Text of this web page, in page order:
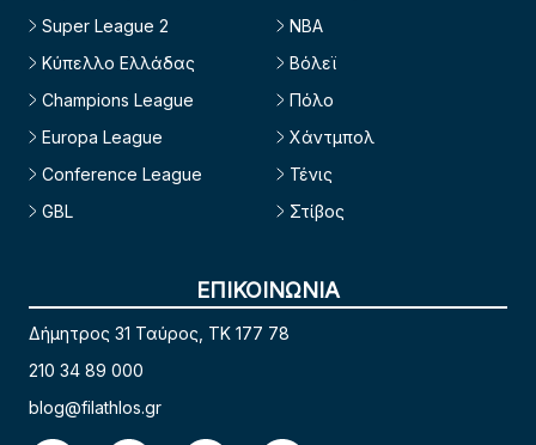
Super League 2
Κύπελλο Ελλάδας
Champions League
Europa League
Conference League
GBL
NBA
Βόλεϊ
Πόλο
Χάντμπολ
Τένις
Στίβος
ΕΠΙΚΟΙΝΩΝΙΑ
Δήμητρος 31 Ταύρος, TK 177 78
210 34 89 000
blog@filathlos.gr